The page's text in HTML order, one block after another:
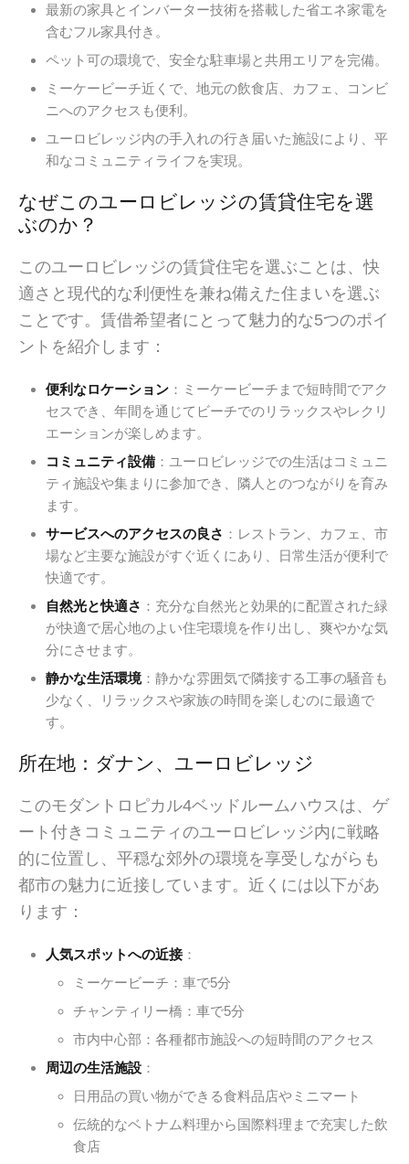
最新の家具とインバーター技術を搭載した省エネ家電を
含むフル家具付き。
ペット可の環境で、安全な駐車場と共用エリアを完備。
ミーケービーチ近くで、地元の飲食店、カフェ、コンビ
ニへのアクセスも便利。
ユーロビレッジ内の手入れの行き届いた施設により、平
和なコミュニティライフを実現。
なぜこのユーロビレッジの賃貸住宅を選
ぶのか？
このユーロビレッジの賃貸住宅を選ぶことは、快
適さと現代的な利便性を兼ね備えた住まいを選ぶ
ことです。賃借希望者にとって魅力的な5つのポイ
ントを紹介します：
便利なロケーション ：ミーケービーチまで短時間でアク
セスでき、年間を通じてビーチでのリラックスやレクリ
エーションが楽しめます。
コミュニティ設備 ：ユーロビレッジでの生活はコミュニ
ティ施設や集まりに参加でき、隣人とのつながりを育み
ます。
サービスへのアクセスの良さ ：レストラン、カフェ、市
場など主要な施設がすぐ近くにあり、日常生活が便利で
快適です。
自然光と快適さ ：充分な自然光と効果的に配置された緑
が快適で居心地のよい住宅環境を作り出し、爽やかな気
分にさせます。
静かな生活環境：静かな雰囲気で隣接する工事の騒音も
少なく、リラックスや家族の時間を楽しむのに最適で
す。
所在地：ダナン、ユーロビレッジ
このモダントロピカル4ベッドルームハウスは、ゲ
ート付きコミュニティのユーロビレッジ内に戦略
的に位置し、平穏な郊外の環境を享受しながらも
都市の魅力に近接しています。近くには以下があ
ります：
人気スポットへの近接：
ミーケービーチ：車で5分
チャンティリー橋：車で5分
市内中心部：各種都市施設への短時間のアクセス
周辺の生活施設 ：
日用品の買い物ができる食料品店やミニマート
伝統的なベトナム料理から国際料理まで充実した飲
食店